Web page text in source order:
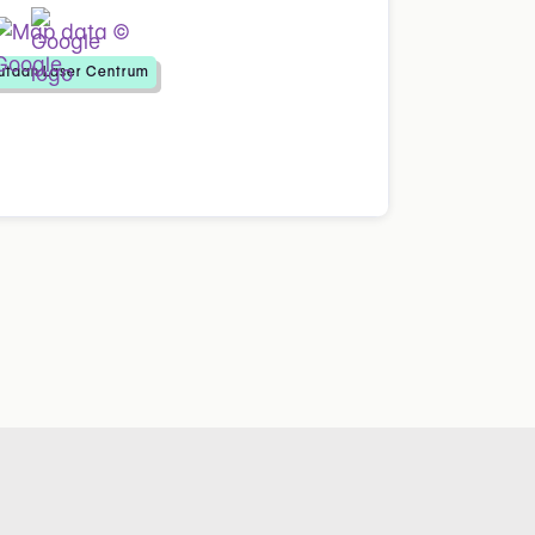
Laser Centrum